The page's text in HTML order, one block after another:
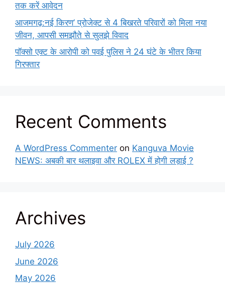
तक करें आवेदन
आजमगढ़:नई किरण’ प्रोजेक्ट से 4 बिखरते परिवारों को मिला नया
जीवन, आपसी समझौते से सुलझे विवाद
पॉक्सो एक्ट के आरोपी को पवई पुलिस ने 24 घंटे के भीतर किया
गिरफ्तार
Recent Comments
A WordPress Commenter on Kanguva Movie
NEWS: अबकी बार थलाइवा और ROLEX में होगी लड़ाई ?
Archives
July 2026
June 2026
May 2026